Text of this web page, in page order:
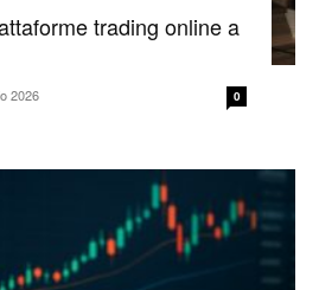
trading online a
2026 0